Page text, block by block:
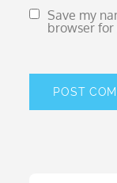
Save my
browser